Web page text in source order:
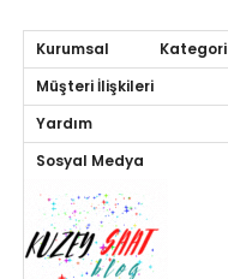
Kurumsal Kategori
Müşteri İlişkileri
Yardım
Sosyal Medya